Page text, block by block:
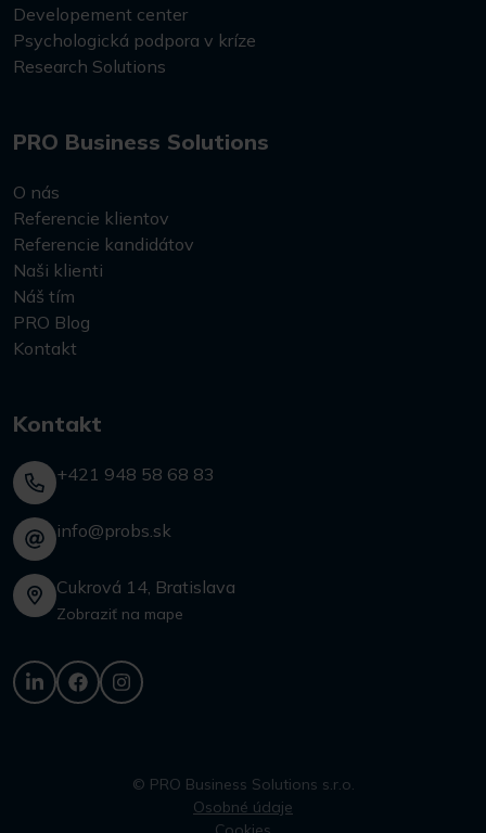
Developement center
Psychologická podpora v kríze
Research Solutions
PRO Business Solutions
O nás
Referencie klientov
Referencie kandidátov
Naši klienti
Náš tím
PRO Blog
Kontakt
Kontakt
+421 948 58 68 83
info@probs.sk
Cukrová 14, Bratislava
Zobraziť na mape
© PRO Business Solutions s.r.o.
Osobné údaje